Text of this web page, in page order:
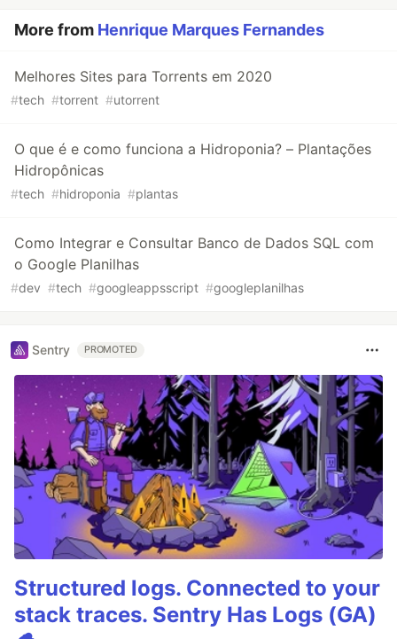
More from Henrique Marques Fernandes
Melhores Sites para Torrents em 2020
#tech #torrent #utorrent
O que é e como funciona a Hidroponia? – Plantações
Hidropônicas
#tech #hidroponia #plantas
Como Integrar e Consultar Banco de Dados SQL com
o Google Planilhas
#dev #tech #googleappsscript #googleplanilhas
Sentry PROMOTED
Structured logs. Connected to your
stack traces. Sentry Has Logs (GA)